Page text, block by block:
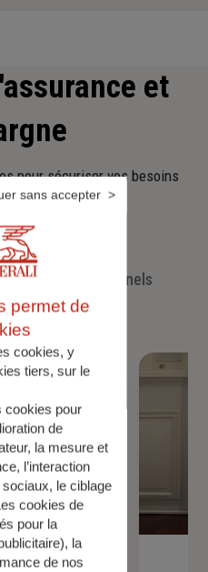
et
pour sécuriser vos besoins
ceux de demain.
les professionnels
permet de
cookies, y
tiers, sur le
cookies pour
de
la mesure et
l’interaction
le ciblage
cookies de
pour la
), la
de nos
sans accepter